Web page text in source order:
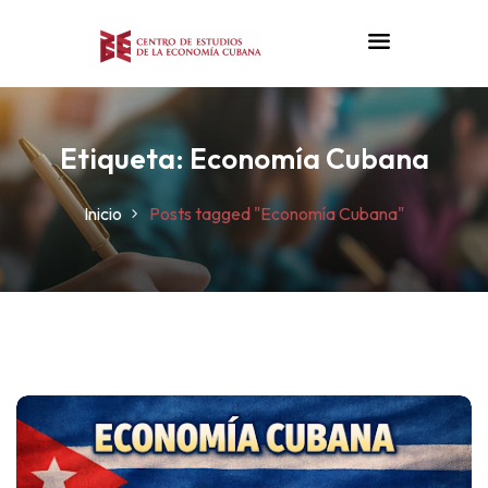
Etiqueta: Economía Cubana
Inicio Posts tagged "Economía Cubana"